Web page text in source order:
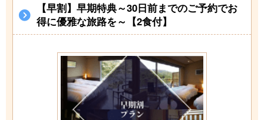
【早割】早期特典～30日前までのご予約でお
得に優雅な旅路を～【2食付】